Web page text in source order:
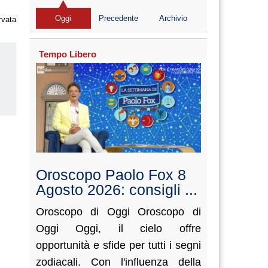
Oggi Precedente Archivio
Tempo Libero
Oroscopo Paolo Fox 8
Agosto 2026: consigli ...
Oroscopo di Oggi Oroscopo di
Oggi Oggi, il cielo offre
opportunità e sfide per tutti i segni
zodiacali. Con l'influenza della